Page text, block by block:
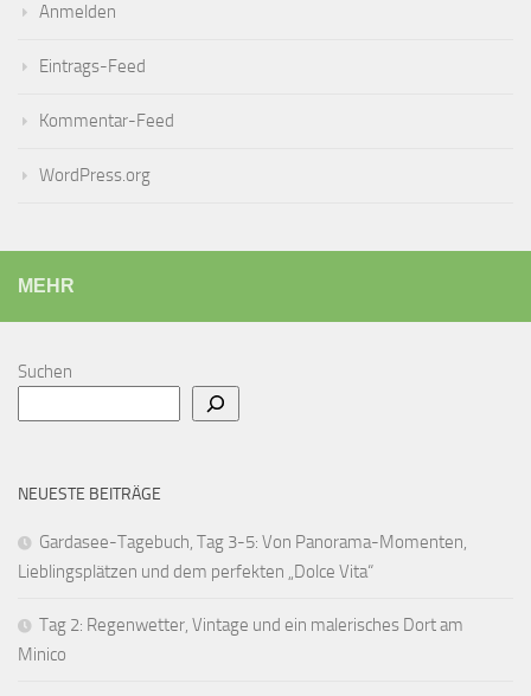
Anmelden
Eintrags-Feed
Kommentar-Feed
WordPress.org
MEHR
Suchen
NEUESTE BEITRÄGE
Gardasee-Tagebuch, Tag 3-5: Von Panorama-Momenten,
Lieblingsplätzen und dem perfekten „Dolce Vita“
Tag 2: Regenwetter, Vintage und ein malerisches Dort am
Minico